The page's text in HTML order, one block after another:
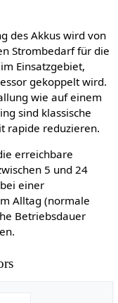
des Akkus wird von
Strombedarf für die
Einsatzgebiet,
gekoppelt wird.
wie auf einem
sind klassische
rapide reduzieren.
erreichbare
5 und 24
einer
Alltag (normale
Betriebsdauer